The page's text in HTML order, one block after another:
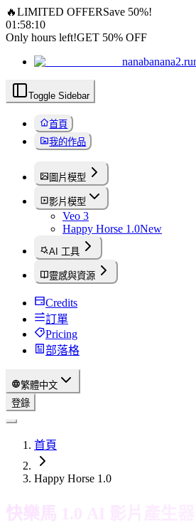
🔥LIMITED OFFERSave 50%!
01 :58:08
Only hours left!GET 50% OFF
Toggle Sidebar
首頁
我的作品
圖片模型
影片模型
Veo 3
Happy Horse 1.0New
AI 工具
靈感與資源
Credits
訂單
Pricing
部落格
繁體中文
登錄
首頁
Happy Horse 1.0
快樂馬 1.0 AI 影片產生器